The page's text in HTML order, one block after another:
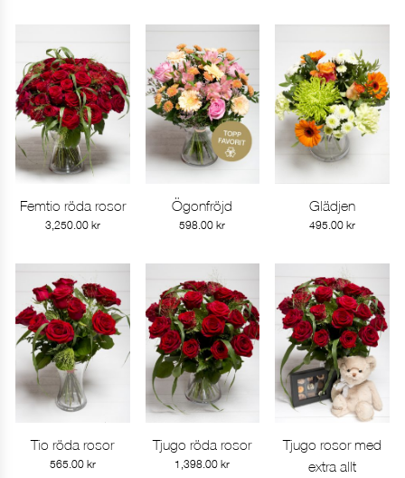
Gå till produkt
Femtio röda rosor
3,250.00 kr
Gå till produkt
Ögonfröjd
598.00kr
Gå till produkt
Glädjen
495.00kr
Gå till produkt
Tio röda rosor
565.00 kr
Gå till produkt
Tjugo röda rosor
1,398.00kr
Gå till produkt
Tjugo rosor med
extra allt